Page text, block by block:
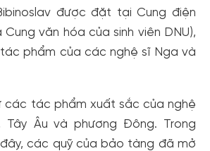
được đặt tại Cung điện
Cung văn hóa của sinh viên DNU),
phẩm của các nghệ sĩ Nga và
các tác phẩm xuất sắc của nghệ
Âu và phương Đông. Trong
các quỹ của bảo tàng đã mở